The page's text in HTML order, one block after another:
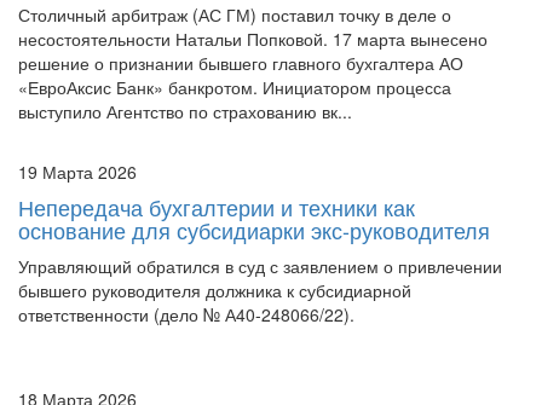
Столичный арбитраж (АС ГМ) поставил точку в деле о
несостоятельности Натальи Попковой. 17 марта вынесено
решение о признании бывшего главного бухгалтера АО
«ЕвроАксис Банк» банкротом. Инициатором процесса
выступило Агентство по страхованию вк...
19 Марта 2026
Непередача бухгалтерии и техники как
основание для субсидиарки экс-руководителя
Управляющий обратился в суд с заявлением о привлечении
бывшего руководителя должника к субсидиарной
ответственности (дело № А40-248066/22).
18 Марта 2026